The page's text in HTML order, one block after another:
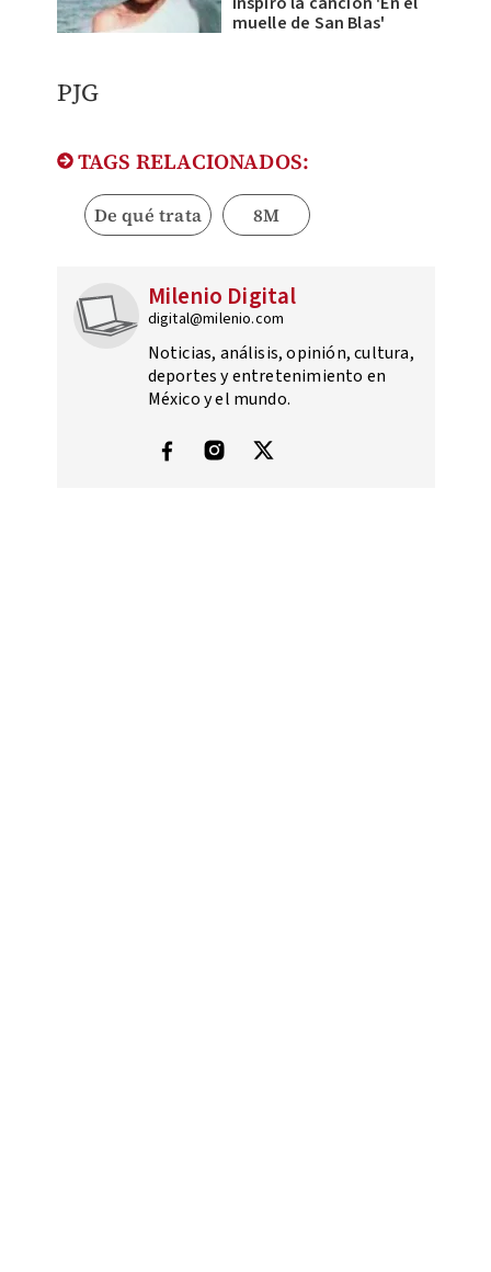
muelle de San Blas'
PJG
TAGS RELACIONADOS:
De qué trata 8M
Milenio Digital
digital@milenio.com
Noticias, análisis, opinión, cultura,
deportes y entretenimiento en
México y el mundo.